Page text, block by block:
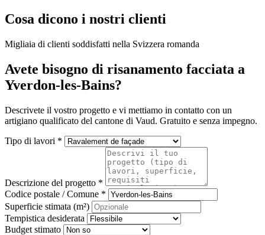
Cosa dicono i nostri clienti
Migliaia di clienti soddisfatti nella Svizzera romanda
Avete bisogno di risanamento facciata a
Yverdon-les-Bains?
Descrivete il vostro progetto e vi mettiamo in contatto con un
artigiano qualificato del cantone di Vaud. Gratuito e senza impegno.
Tipo di lavori *
Descrizione del progetto *
Codice postale / Comune *
Superficie stimata (m²)
Tempistica desiderata
Budget stimato